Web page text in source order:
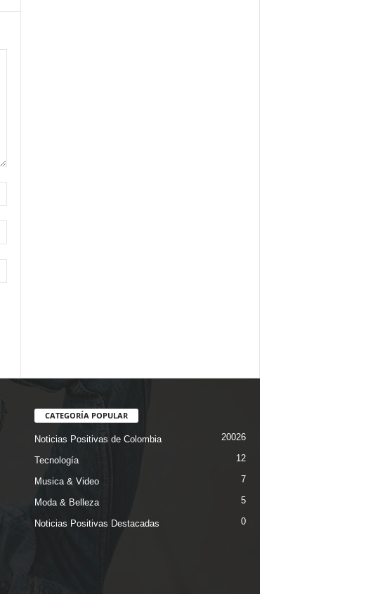
CATEGORÍA POPULAR
Noticias Positivas de Colombia 20026
Tecnología 12
Musica & Video 7
Moda & Belleza 5
Noticias Positivas Destacadas 0